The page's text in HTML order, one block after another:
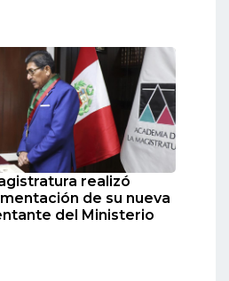
realizó
de su nueva
del Ministerio